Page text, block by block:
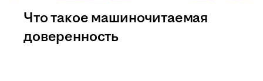
Что такое машиночитаемая
доверенность